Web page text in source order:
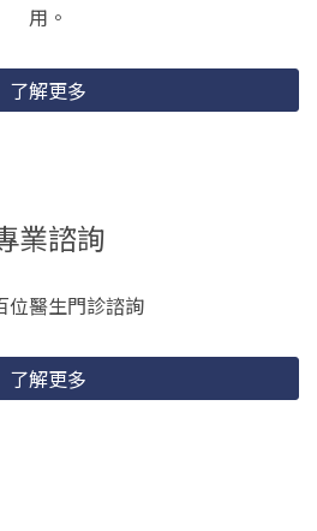
用。
了解更多
業諮詢
位醫生門診諮詢
了解更多